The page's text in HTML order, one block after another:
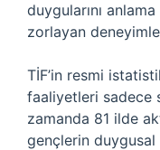
duygularını
zorlayan
TİF’in resmi
faaliyetleri sadece
zamanda 81 ilde
gençlerin duygusal